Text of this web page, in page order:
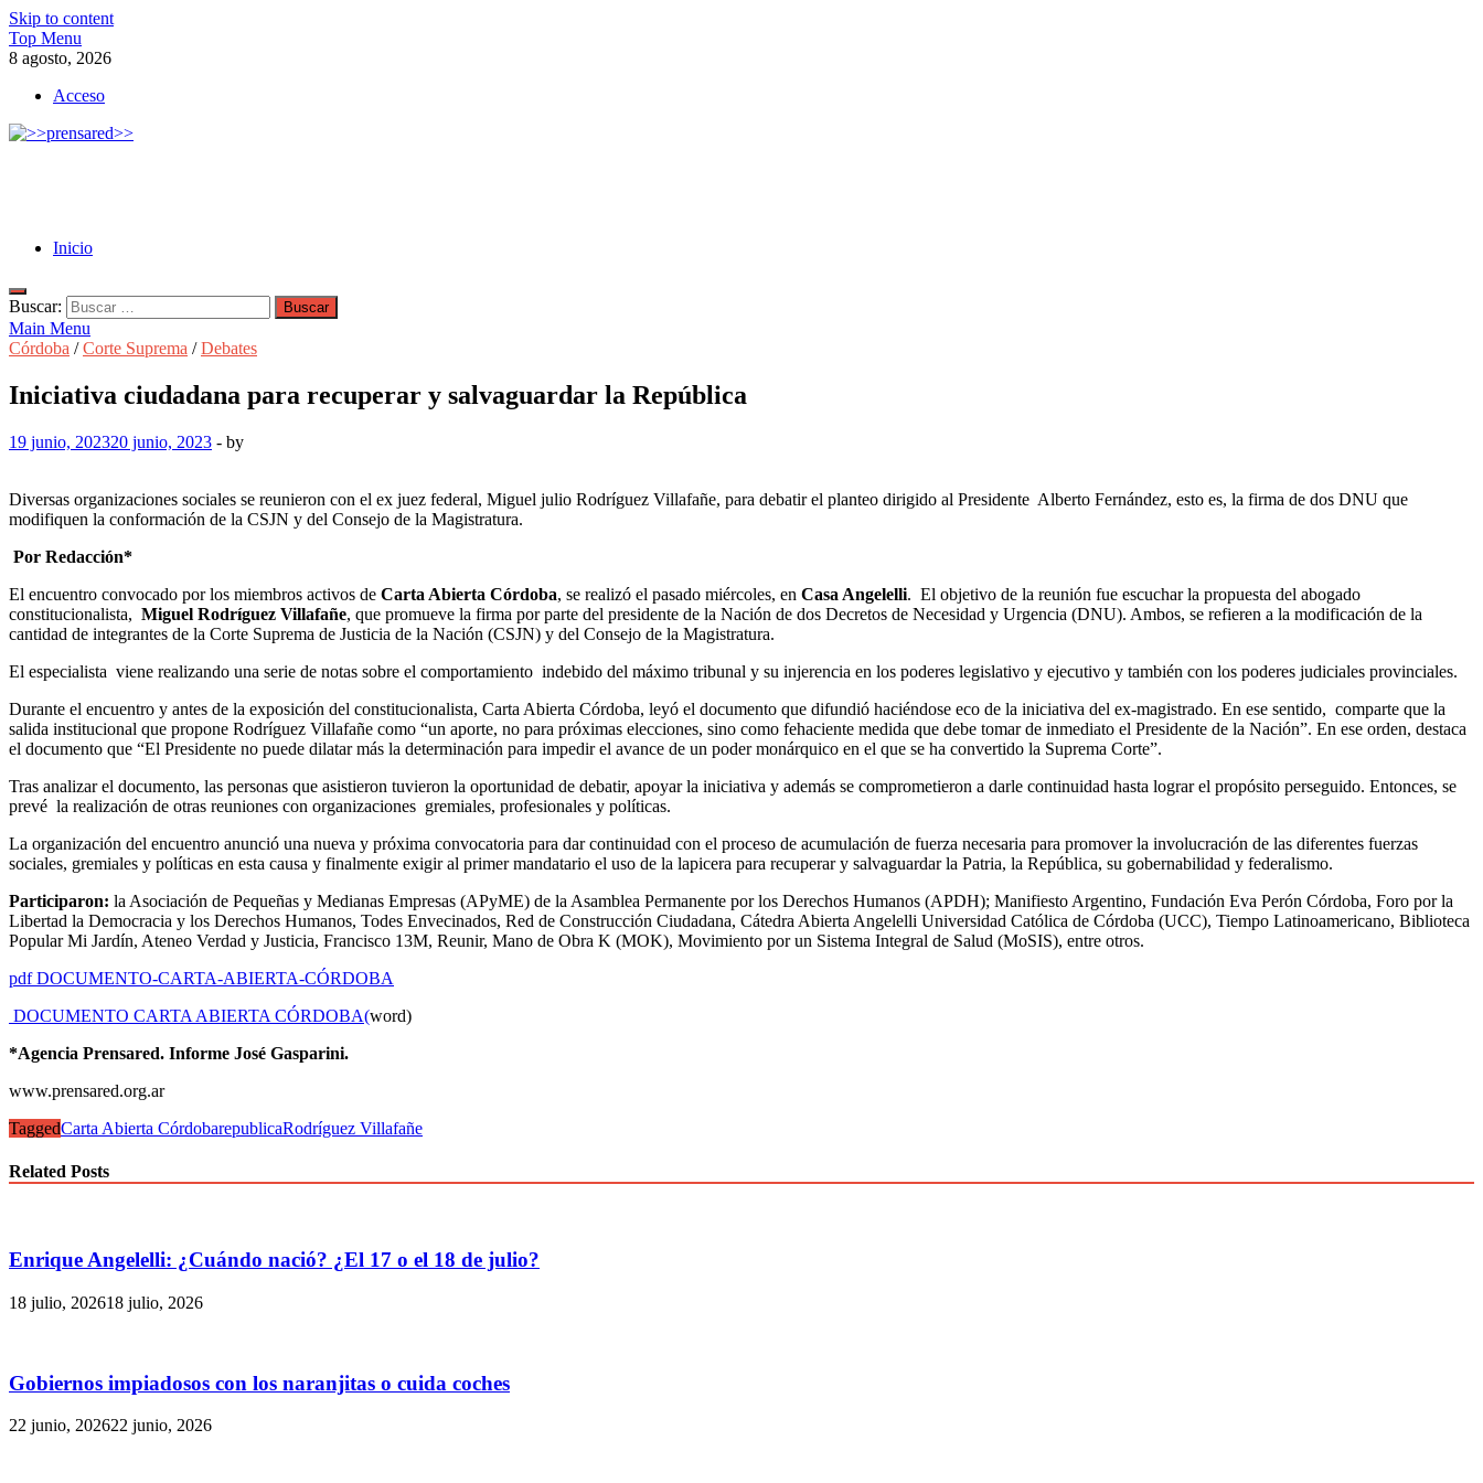
Skip to content
Top Menu
8 agosto, 2026
Acceso
Inicio
Buscar:
Main Menu
Córdoba /Corte Suprema /Debates
Iniciativa ciudadana para recuperar y salvaguardar la República
19 junio, 202320 junio, 2023 - by
Diversas organizaciones sociales se reunieron con el ex juez federal, Miguel julio Rodríguez Villafañe, para debatir el planteo dirigido al Presidente Alberto Fernández, esto es, la firma de dos DNU que
modifiquen la conformación de la CSJN y del Consejo de la Magistratura.
Por Redacción*
El encuentro convocado por los miembros activos de Carta Abierta Córdoba, se realizó el pasado miércoles, en Casa Angelelli. El objetivo de la reunión fue escuchar la propuesta del abogado
constitucionalista, Miguel Rodríguez Villafañe, que promueve la firma por parte del presidente de la Nación de dos Decretos de Necesidad y Urgencia (DNU). Ambos, se refieren a la modificación de la
cantidad de integrantes de la Corte Suprema de Justicia de la Nación (CSJN) y del Consejo de la Magistratura.
El especialista viene realizando una serie de notas sobre el comportamiento indebido del máximo tribunal y su injerencia en los poderes legislativo y ejecutivo y también con los poderes judiciales provinciales.
Durante el encuentro y antes de la exposición del constitucionalista, Carta Abierta Córdoba, leyó el documento que difundió haciéndose eco de la iniciativa del ex-magistrado. En ese sentido, comparte que la
salida institucional que propone Rodríguez Villafañe como “un aporte, no para próximas elecciones, sino como fehaciente medida que debe tomar de inmediato el Presidente de la Nación”. En ese orden, destaca
el documento que “El Presidente no puede dilatar más la determinación para impedir el avance de un poder monárquico en el que se ha convertido la Suprema Corte”.
Tras analizar el documento, las personas que asistieron tuvieron la oportunidad de debatir, apoyar la iniciativa y además se comprometieron a darle continuidad hasta lograr el propósito perseguido. Entonces, se
prevé la realización de otras reuniones con organizaciones gremiales, profesionales y políticas.
La organización del encuentro anunció una nueva y próxima convocatoria para dar continuidad con el proceso de acumulación de fuerza necesaria para promover la involucración de las diferentes fuerzas
sociales, gremiales y políticas en esta causa y finalmente exigir al primer mandatario el uso de la lapicera para recuperar y salvaguardar la Patria, la República, su gobernabilidad y federalismo.
Participaron: la Asociación de Pequeñas y Medianas Empresas (APyME) de la Asamblea Permanente por los Derechos Humanos (APDH); Manifiesto Argentino, Fundación Eva Perón Córdoba, Foro por la
Libertad la Democracia y los Derechos Humanos, Todes Envecinados, Red de Construcción Ciudadana, Cátedra Abierta Angelelli Universidad Católica de Córdoba (UCC), Tiempo Latinoamericano, Biblioteca
Popular Mi Jardín, Ateneo Verdad y Justicia, Francisco 13M, Reunir, Mano de Obra K (MOK), Movimiento por un Sistema Integral de Salud (MoSIS), entre otros.
pdf DOCUMENTO-CARTA-ABIERTA-CÓRDOBA
DOCUMENTO CARTA ABIERTA CÓRDOBA(word)
*Agencia Prensared. Informe José Gasparini.
www.prensared.org.ar
TaggedCarta Abierta CórdobarepublicaRodríguez Villafañe
Related Posts
Enrique Angelelli: ¿Cuándo nació? ¿El 17 o el 18 de julio?
18 julio, 202618 julio, 2026
Gobiernos impiadosos con los naranjitas o cuida coches
22 junio, 202622 junio, 2026